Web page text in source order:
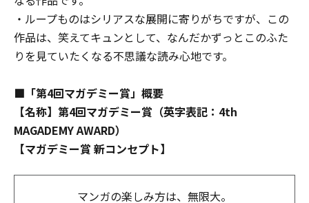
・ループものはシリアスな展開に寄りがちですが、この
作品は、笑えてキュンとして、なんだかずっとこのふた
りを見ていたくなる不思議な読み心地です。
■「第4回マガデミー賞」概要
【名称】 第4回マガデミー賞（英字表記：4th
MAGADEMY AWARD）
【マガデミー賞 新コンセプト】
マンガの楽しみ方は、無限大。